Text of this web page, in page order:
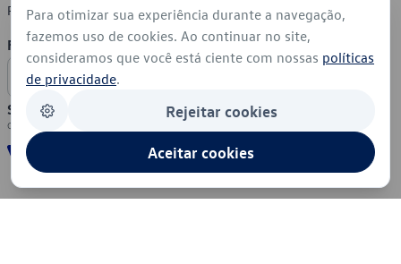
Política de Cookies
Formas de Pagamento
Segurança
Para otimizar sua experiência durante a navegação,
fazemos uso de cookies. Ao continuar no site,
consideramos que você está ciente com nossas políticas
de privacidade.
Rejeitar cookies
Aceitar cookies